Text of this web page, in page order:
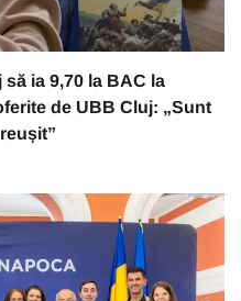
ia 9,70 la BAC la
de UBB Cluj: „Sunt